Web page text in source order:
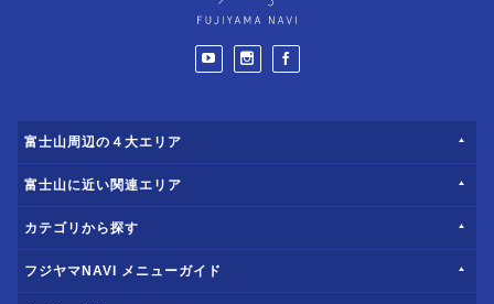
富士山周辺の４大エリア
富士山に近い関連エリア
カテゴリから探す
フジヤマNAVI メニューガイド